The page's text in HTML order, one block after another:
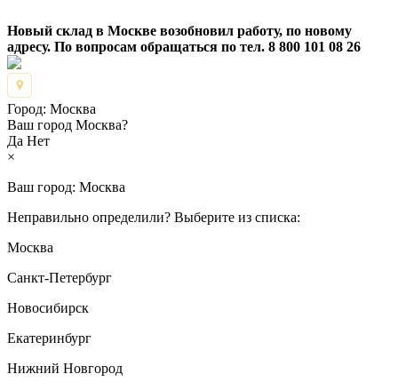
Новый склад в Москве возобновил работу, по новому
адресу. По вопросам обращаться по тел. 8 800 101 08 26
Город: Москва
Ваш город Москва?
Да Нет
×
Ваш город: Москва
Неправильно определили? Выберите из списка:
Москва
Санкт-Петербург
Новосибирск
Екатеринбург
Нижний Новгород